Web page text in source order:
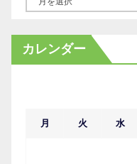
カ
イ
カレンダー
月 火 水